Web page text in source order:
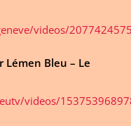
videos/
Lémen Bleu – Le
videos/